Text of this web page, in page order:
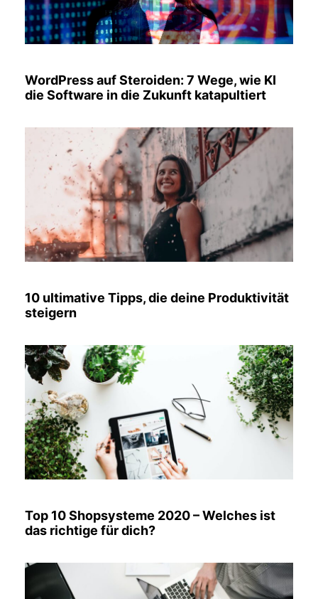
WordPress auf Steroiden: 7 Wege, wie KI
die Software in die Zukunft katapultiert
10 ultimative Tipps, die deine Produktivität
steigern
Top 10 Shopsysteme 2020 – Welches ist
das richtige für dich?